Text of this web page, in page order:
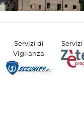
Servizi di
Vigilanza